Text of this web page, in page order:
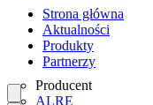
Strona główna
Aktualności
Produkty
Partnerzy
Producent
ALRE